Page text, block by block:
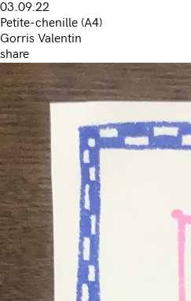
03.09.22
Petite-chenille (A4)
Gorris Valentin
share